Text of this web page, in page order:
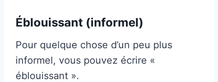
Éblouissant (informel)
Pour quelque chose d’un peu plus
informel, vous pouvez écrire «
éblouissant ».